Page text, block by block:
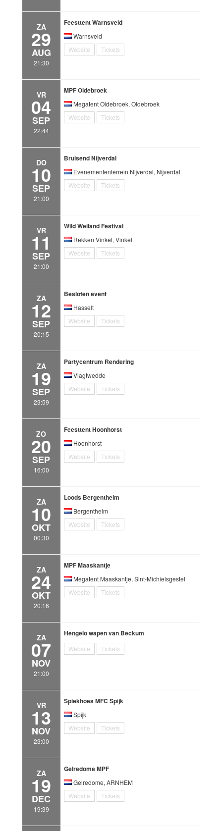
ZA
29
AUG
21:30
Feesttent Warnsveld
Warnsveld
Website
Tickets
VR
04
SEP
22:44
MPF Oldebroek
Megatent Oldebroek, Oldebroek
Website
Tickets
DO
10
SEP
21:00
Bruisend Nijverdal
Evenemententerrein Nijverdal, Nijverdal
Website
Tickets
VR
11
SEP
21:00
Wild Weiland Festival
Rekken Vinkel, Vinkel
Website
Tickets
ZA
12
SEP
20:15
Besloten event
Hasselt
Website
Tickets
ZA
19
SEP
23:59
Partycentrum Rendering
Vlagtwedde
Website
Tickets
ZO
20
SEP
16:00
Feesttent Hoonhorst
Hoonhorst
Website
Tickets
ZA
10
OKT
00:30
Loods Bergentheim
Bergentheim
Website
Tickets
ZA
24
OKT
20:16
MPF Maaskantje
Megatent Maaskantje, Sint-Michielsgestel
Website
Tickets
ZA
07
NOV
21:00
Hengelo wapen van Beckum
Website Tickets
VR
13
NOV
23:00
Spiekhoes MFC Spijk
Spijk
Website
Tickets
ZA
19
DEC
19:39
Gelredome MPF
Gelredome, ARNHEM
Website
Tickets